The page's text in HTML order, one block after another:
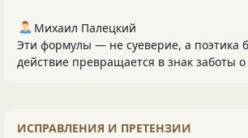
Михаил Палецкий
Эти формулы — не суеверие, а поэтика
действие превращается в знак заботы
ИСПРАВЛЕНИЯ И ПРЕТЕНЗИИ